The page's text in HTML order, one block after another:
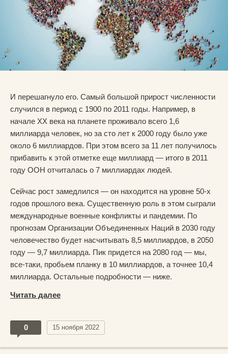
И перешагнуло его. Самый большой прирост численности
случился в период с 1900 по 2011 годы. Например, в
начале ХХ века на планете проживало всего 1,6
миллиарда человек, но за сто лет к 2000 году было уже
около 6 миллиардов. При этом всего за 11 лет получилось
прибавить к этой отметке еще миллиард — итого в 2011
году ООН отчиталась о 7 миллиардах людей.
Сейчас рост замедлился — он находится на уровне 50-х
годов прошлого века. Существенную роль в этом сыграли
международные военные конфликты и пандемии. По
прогнозам Организации Объединенных Наций в 2030 году
человечество будет насчитывать 8,5 миллиардов, в 2050
году — 9,7 миллиарда. Пик придется на 2080 год — мы,
все-таки, пробьем планку в 10 миллиардов, а точнее 10,4
миллиарда. Остальные подробности — ниже.
Читать далее
0 15 ноября 2022